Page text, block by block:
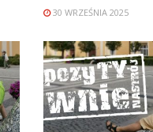
30 WRZEŚNIA 2025